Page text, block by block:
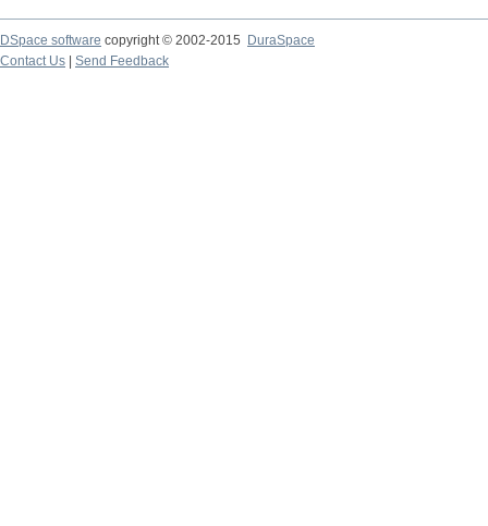
DSpace software copyright © 2002-2015
DuraSpace
Contact Us
Send Feedback